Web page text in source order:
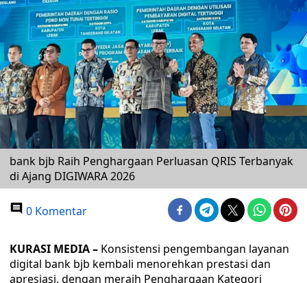
bank bjb Raih Penghargaan Perluasan QRIS Terbanyak
di Ajang DIGIWARA 2026
0 Komentar
KURASI MEDIA – Konsistensi pengembangan layanan
digital bank bjb kembali menorehkan prestasi dan
apresiasi, dengan meraih Penghargaan Kategori